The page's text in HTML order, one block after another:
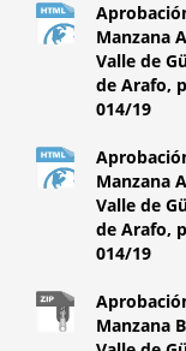
Manzana
Valle de
de Arafo,
014/19
Manzana
Valle de
de Arafo,
014/19
Manzana